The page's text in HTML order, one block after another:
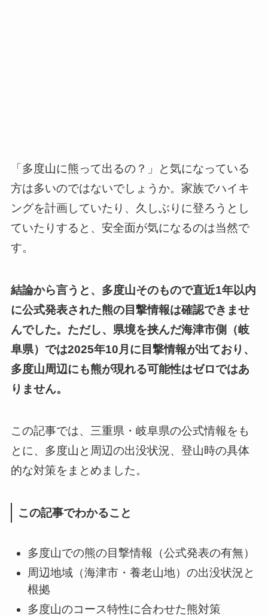
「多度山に熊って出るの？」と気になっている
方は多いのではないでしょうか。家族でハイキ
ングを計画していたり、久しぶりに登ろうとし
ていたりすると、安全面が気になるのは当然で
す。
結論から言うと、多度山そのもので直近1年以内
に公式発表された熊の目撃情報は確認できませ
んでした。ただし、県境を挟んだ海津市側（岐
阜県）では2025年10月に目撃情報が出ており、
多度山周辺にも熊が現れる可能性はゼロではあ
りません。
この記事では、三重県・岐阜県の公式情報をも
とに、多度山と周辺の出没状況、登山時の具体
的な対策をまとめました。
この記事でわかること
多度山での熊の目撃情報（公式発表の有無）
周辺地域（海津市・養老山地）の出没状況と
根拠
多度山のコース特性に合わせた熊対策